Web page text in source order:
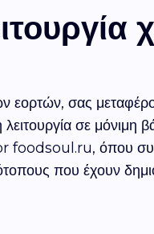
σας
λειτουργία σε
όπου
που έχουν